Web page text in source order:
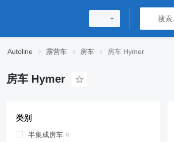
Autoline 露营车 房车 房车 Hymer
房车 Hymer
类别
半集成房车